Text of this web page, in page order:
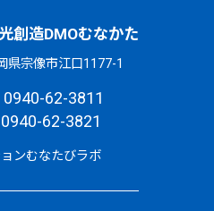
創造DMOむなかた
宗像市江口1177-1
62-3811
62-3821
ンむなたびラボ